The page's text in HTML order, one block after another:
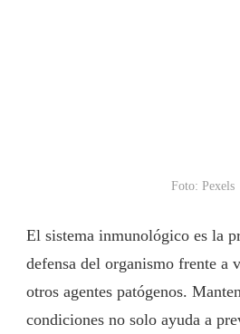
Foto: Pexels
El sistema inmunológico es la
defensa del organismo frente a
otros agentes patógenos.
condiciones no solo ayuda a